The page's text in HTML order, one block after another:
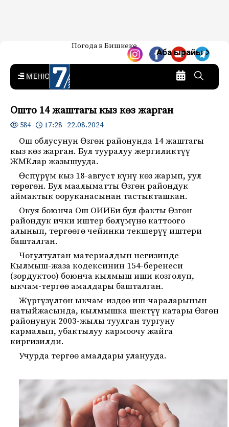
7-канал. Жаңылыктар —
Кыргызстан
Жаңылыктар — Кыргызстан
Погода в Бишкеке
Аба ырайы
MENU
Ошто 14 жаштагы кыз көз жарган
584 17:28 22.08.2024
Ош облусунун Өзгөн районунда 14 жаштагы
кыз көз жарган. Бул тууралуу жергиликтүү
ЖМКлар жазышууда.
Өспүрүм кыз 18-август күнү көз жарып, уул
төрөгөн. Бул маалыматты Өзгөн райондук
аймактык ооруканасынан тастыкташкан.
Окуя боюнча Ош ОИИБи бул факты Өзгөн
райондук ички иштер бөлүмүнө каттоого
алынып, тергөөгө чейинки текшерүү иштери
башталган.
Чогултулган материалдын негизинде
Кылмыш-жаза кодексинин 154-беренеси
(зордуктоо) боюнча кылмыш иши козголуп,
ыкчам-тергөө амалдары башталган.
Жүргүзүлгөн ыкчам-издөө иш-чараларынын
натыйжасында, кылмышка шектүү катары Өзгөн
районунун 2003-жылы туулган тургуну
кармалып, убактылуу кармоочу жайга
киргизилди.
Учурда тергөө амалдары уланууда.